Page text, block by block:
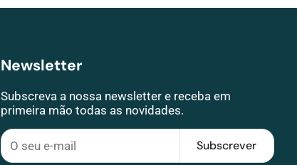
Newsletter
Subscreva a nossa newsletter e receba em
primeira mão todas as novidades.
Subscrever